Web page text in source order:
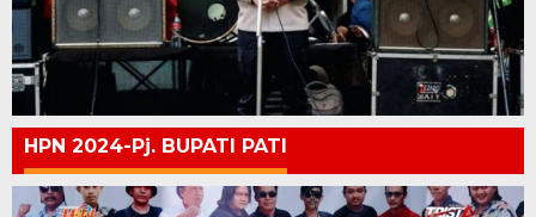
HPN 2024-Pj. BUPATI PATI